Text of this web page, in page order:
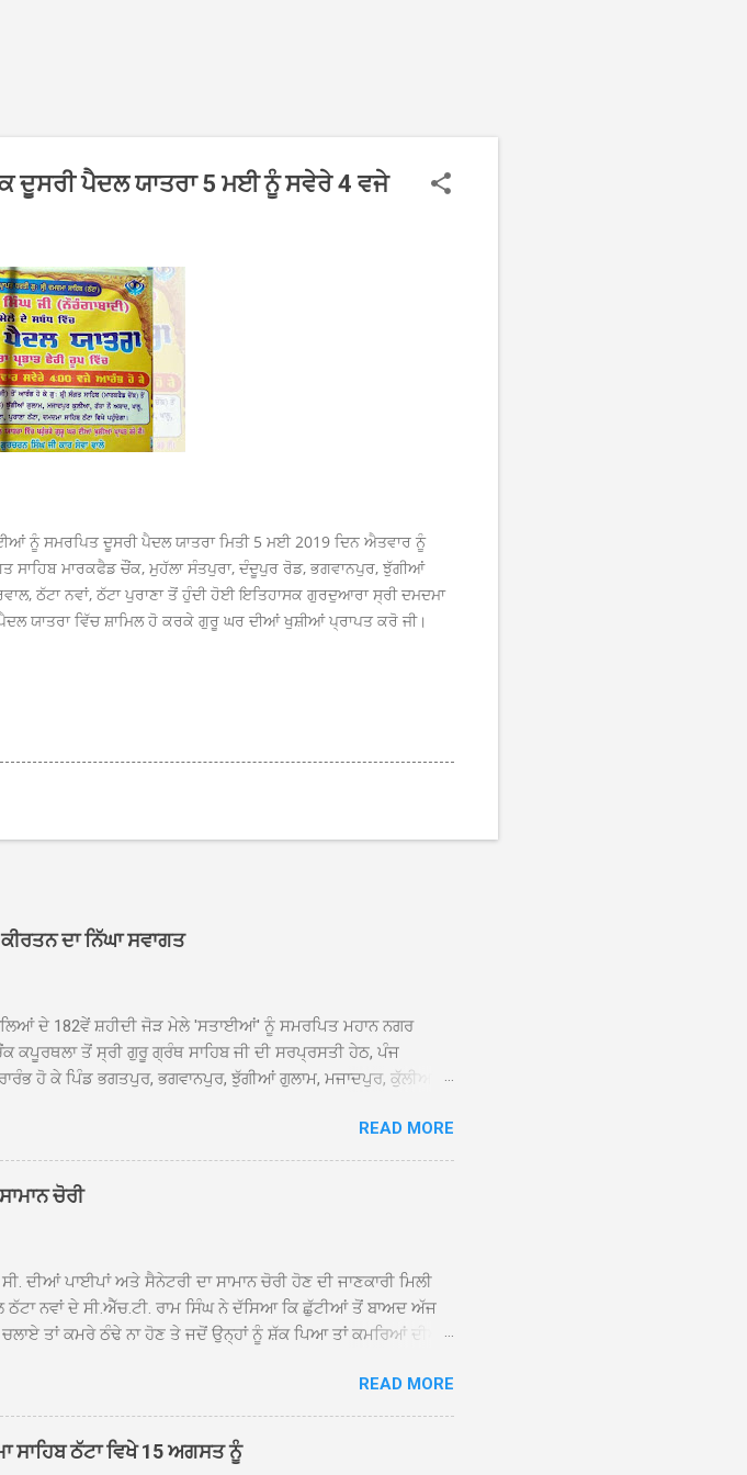
ਦੂਸਰੀ ਪੈਦਲ ਯਾਤਰਾ 5 ਮਈ ਨੂੰ ਸਵੇਰੇ 4 ਵਜੇ
ਨੂੰ ਸਮਰਪਿਤ ਦੂਸਰੀ ਪੈਦਲ ਯਾਤਰਾ ਮਿਤੀ 5 ਮਈ 2019 ਦਿਨ ਐਤਵਾਰ ਨੂੰ
ਮਾਰਕਫੈਡ ਚੌਂਕ, ਮੁਹੱਲਾ ਸੰਤਪੁਰਾ, ਦੰਦੂਪੁਰ ਰੋਡ, ਭਗਵਾਨਪੁਰ, ਝੁੱਗੀਆਂ
ਠੱਟਾ ਨਵਾਂ, ਠੱਟਾ ਪੁਰਾਣਾ ਤੋਂ ਹੁੰਦੀ ਹੋਈ ਇਤਿਹਾਸਕ ਗੁਰਦੁਆਰਾ ਸ੍ਰੀ ਦਮਦਮਾ
ਯਾਤਰਾ ਵਿੱਚ ਸ਼ਾਮਿਲ ਹੋ ਕਰਕੇ ਗੁਰੂ ਘਰ ਦੀਆਂ ਖੁਸ਼ੀਆਂ ਪ੍ਰਾਪਤ ਕਰੋ ਜੀ।
ਦਾ ਨਿੱਘਾ ਸਵਾਗਤ
ਦੇ 182ਵੇਂ ਸ਼ਹੀਦੀ ਜੋੜ ਮੇਲੇ 'ਸਤਾਈਆਂ' ਨੂੰ ਸਮਰਪਿਤ ਮਹਾਨ ਨਗਰ
ਕਪੂਰਥਲਾ ਤੋਂ ਸ੍ਰੀ ਗੁਰੂ ਗ੍ਰੰਥ ਸਾਹਿਬ ਜੀ ਦੀ ਸਰਪ੍ਰਸਤੀ ਹੇਠ, ਪੰਜ
ਹੋ ਕੇ ਪਿੰਡ ਭਗਤਪੁਰ, ਭਗਵਾਨਪੁਰ, ਝੁੱਗੀਆਂ ਗੁਲਾਮ, ਮਜਾਦਪੁਰ, ਕੁੱਲੀਆਂ,
ਦੇ ਗੁਰਦੁਆਰਾ ਸ੍ਰੀ ਦਮਦਮਾ ਸਾਹਿਬ ਠੱਟਾ ਵਿਖੇ ਪਹੁੰਚਣ ’ਤੇ ਮੁੱਖ ਸੇਵਾਦਾਰ
ਦੀ ਗੂੰਜ ਵਿਚ ਨਿੱਘਾ ਸਵਾਗਤ ਕੀਤਾ ਗਿਆ। ਗੁਰਦੁਆਰਾ ਸ੍ਰੀ
ਦੀ ਅਰਦਾਸ ਹੋਈ। ਇਸ ਮੌਕੇ ਪੰਜ ਪਿਆਰੇ ਸਾਹਿਬਾਨ ਤੇ ਨਗਰ ਕੀਰਤਨ ਦੇ
ਸੇਵਾਦਾਰ ਸੰਤ ਬਾਬਾ ਹਰਜੀਤ ਸਿੰਘ ਵੱਲੋਂ ਸਿਰੋਪਾਓ ਦੇ ਕੇ ਵਿਸ਼ੇਸ਼ ਤੌਰ ’ਤੇ
READ MORE
ਚੋਰੀ
ਦੀਆਂ ਪਾਈਪਾਂ ਅਤੇ ਸੈਨੇਟਰੀ ਦਾ ਸਾਮਾਨ ਚੋਰੀ ਹੋਣ ਦੀ ਜਾਣਕਾਰੀ ਮਿਲੀ
ਠੱਟਾ ਨਵਾਂ ਦੇ ਸੀ.ਐੱਚ.ਟੀ. ਰਾਮ ਸਿੰਘ ਨੇ ਦੱਸਿਆ ਕਿ ਛੁੱਟੀਆਂ ਤੋਂ ਬਾਅਦ ਅੱਜ
ਤਾਂ ਕਮਰੇ ਠੰਢੇ ਨਾ ਹੋਣ ਤੇ ਜਦੋਂ ਉਨ੍ਹਾਂ ਨੂੰ ਸ਼ੱਕ ਪਿਆ ਤਾਂ ਕਮਰਿਆਂ ਦੀਆਂ
ਸਕੂਲ ਗੇੜਾ ਮਾਰਦੇ ਸਨ ਅਤੇ 20 ਜੂਨ ਤੱਕ ਸਭ ਠੀਕ ਸੀ। ਚੋਰੀ ਦੀ ਘਟਨਾ
ਸਟਾਫ ਮੈਂਬਰਾਂ ਅੰਜੂ ਬਾਲਾ, ਹਰਜੀਤ ਕੌਰ, ਕਮਲਪ੍ਰੀਤ ਕੌਰ ਅਤੇ ਹਰਵਿੰਦਰ
ਏ. ਸੀ. ਲਾਉਣ ਦੀ ਸੇਵਾ ਸੀ.ਐੱਚ.ਟੀ. ਰਾਮ ਸਿੰਘ ਵੱਲੋਂ ਕੀਤੀ ਗਈ ਸੀ
ਦੱਸਿਆ ਕਿ ਏਸੀ ਚੋਰੀ ਹੋਣ ਨਾਲ ਬੱਚਿਆਂ ਦੇ ਮਾਪਿਆਂ ਵਿੱਚ ਭਾਰੀ ਰੋਸ ਹੈ ਅਤੇ
READ MORE
ਸਾਹਿਬ ਠੱਟਾ ਵਿਖੇ 15 ਅਗਸਤ ਨੂੰ